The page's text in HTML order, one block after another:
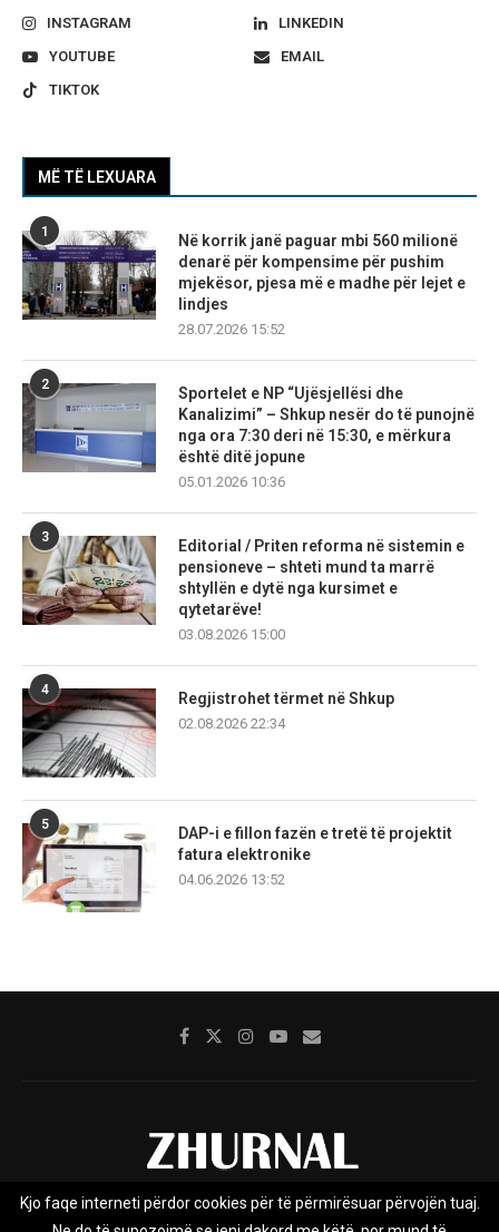
INSTAGRAM
LINKEDIN
YOUTUBE
EMAIL
TIKTOK
MË TË LEXUARA
1
Në korrik janë paguar mbi 560 milionë
denarë për kompensime për pushim
mjekësor, pjesa më e madhe për lejet e
lindjes
28.07.2026 15:52
2
Sportelet e NP “Ujësjellësi dhe
Kanalizimi” – Shkup nesër do të punojnë
nga ora 7:30 deri në 15:30, e mërkura
është ditë jopune
05.01.2026 10:36
3
Editorial / Priten reforma në sistemin e
pensioneve – shteti mund ta marrë
shtyllën e dytë nga kursimet e
qytetarëve!
03.08.2026 15:00
4
Regjistrohet tërmet në Shkup
02.08.2026 22:34
5
DAP-i e fillon fazën e tretë të projektit
fatura elektronike
04.06.2026 13:52
Rreth nesh Impresumi Marketing
Kjo faqe interneti përdor cookies për të përmirësuar përvojën tuaj.